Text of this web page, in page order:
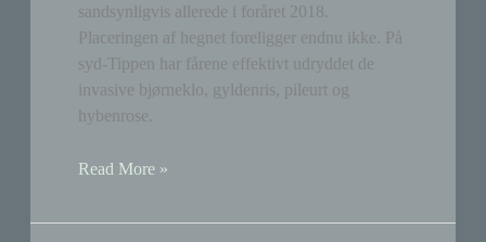
kommunens
alternative
byggemuligheder
sandsynligvis allerede i foråret 2018.
Placeringen af hegnet foreligger endnu ikke. På
syd-Tippen har fårene effektivt udryddet de
invasive bjørneklo, gyldenris, pileurt og
hybenrose.
Der
får
Read More »